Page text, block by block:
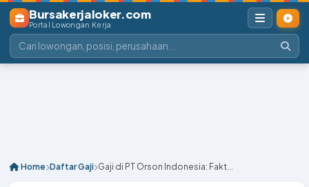
Bursakerjaloker.com
Portal Lowongan Kerja
Home Daftar Gaji Gaji di PT Orson Indonesia: Fakt...